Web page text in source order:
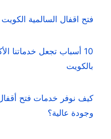
فتح اقفال السالمية الكويت
10 أسباب تجعل خدماتنا
بالكويت
كيف نوفر خدمات فتح
وجودة عالية؟